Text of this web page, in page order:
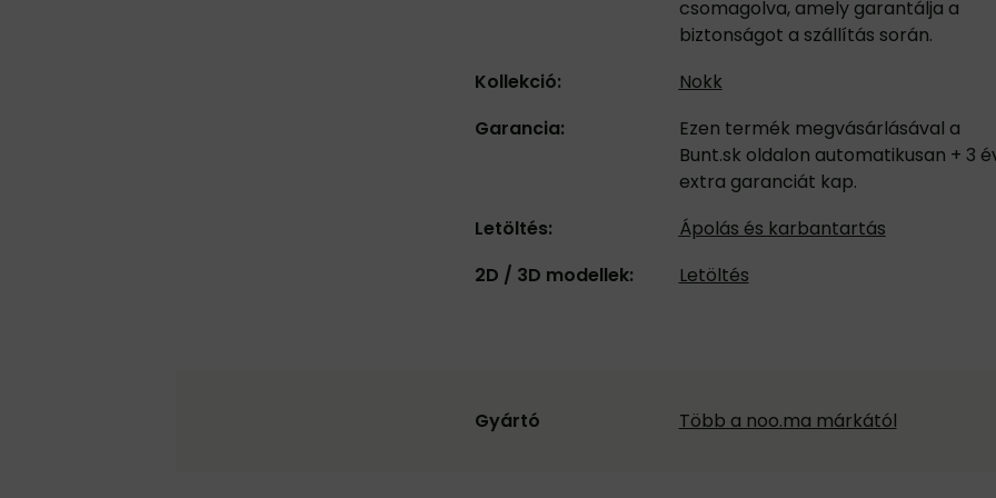
csomagolva, amely garantálja a
biztonságot a szállítás során.
Kollekció:
Nokk
Garancia:
Ezen termék megvásárlásával a
Bunt.sk oldalon automatikusan + 3
extra garanciát kap.
Letöltés:
Ápolás és karbantartás
2D / 3D modellek:
Letöltés
Gyártó Több a noo.ma márkától